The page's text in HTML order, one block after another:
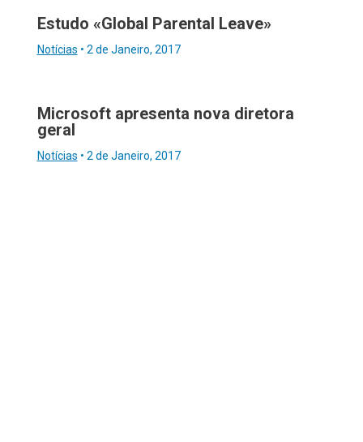
Estudo «Global Parental Leave»
Notícias • 2 de Janeiro, 2017
Microsoft apresenta nova diretora
geral
Notícias • 2 de Janeiro, 2017